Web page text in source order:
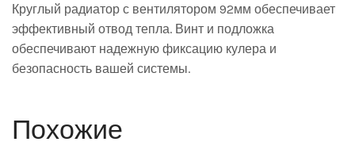
Круглый радиатор с вентилятором 92мм обеспечивает
эффективный отвод тепла. Винт и подложка
обеспечивают надежную фиксацию кулера и
безопасность вашей системы.
Похожие